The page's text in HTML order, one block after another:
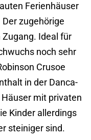
Ferienhäuser
zugehörige
Ideal für
noch sehr
Crusoe
in der Danca-
mit privaten
Kinder allerdings
steiniger sind.